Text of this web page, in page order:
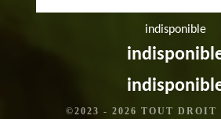
indisponible
©2023 - 2026 TOUT DROIT